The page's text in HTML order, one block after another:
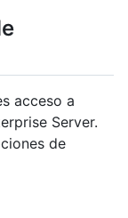
acceso a
Server.
de